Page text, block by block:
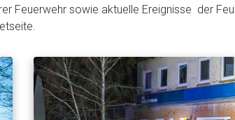
Feuerwehr sowie aktuelle Ereignisse der